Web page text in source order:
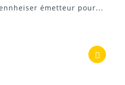
émetteur pour...